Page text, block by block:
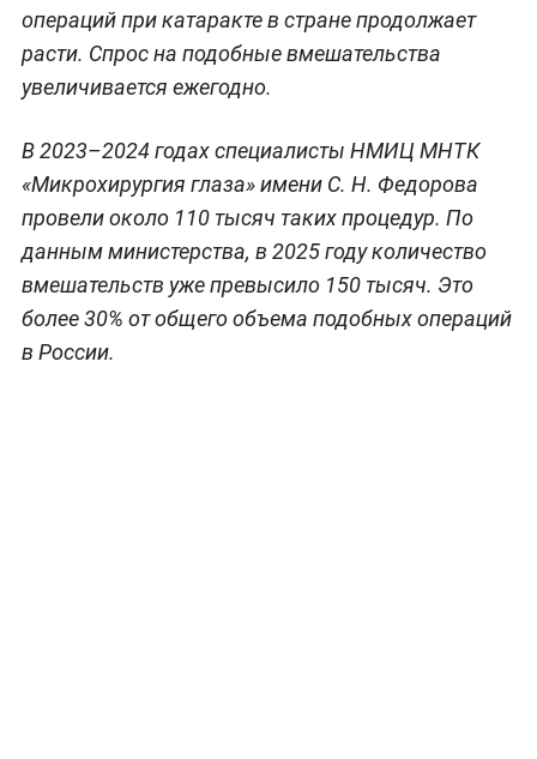
операций при катаракте в стране продолжает
расти. Спрос на подобные вмешательства
увеличивается ежегодно.
В 2023–2024 годах специалисты НМИЦ МНТК
«Микрохирургия глаза» имени С. Н. Федорова
провели около 110 тысяч таких процедур. По
данным министерства, в 2025 году количество
вмешательств уже превысило 150 тысяч. Это
более 30% от общего объема подобных операций
в России.